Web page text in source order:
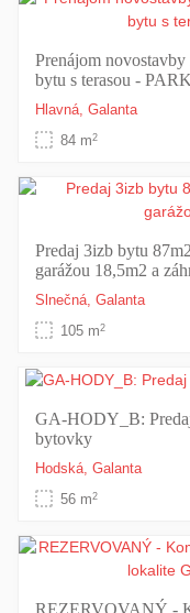
Prenájom
bytu s terasou -
Hlavná, Galanta
84 m2
Predaj 3izb bytu
garážou 18,5m2 a
Slnečná, Galanta
105 m2
GA-HODY_B:
bytovky
Hodská, Galanta
56 m2
REZERVOVANÝ -